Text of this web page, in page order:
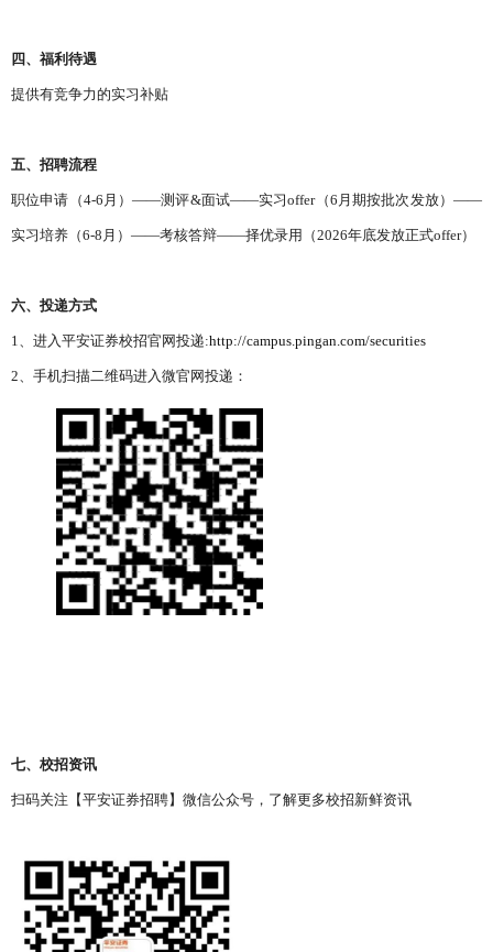
四、福利待遇
提供有竞争力的实习补贴
五、招聘流程
职位申请（4-6月）——测评&面试——实习offer（6月期按批次发放）——
实习培养（6-8月）——考核答辩——择优录用（2026年底发放正式offer）
六、投递方式
1、进入平安证券校招官网投递:http://campus.pingan.com/securities
2、手机扫描二维码进入微官网投递：
七、校招资讯
扫码关注【平安证券招聘】微信公众号，了解更多校招新鲜资讯